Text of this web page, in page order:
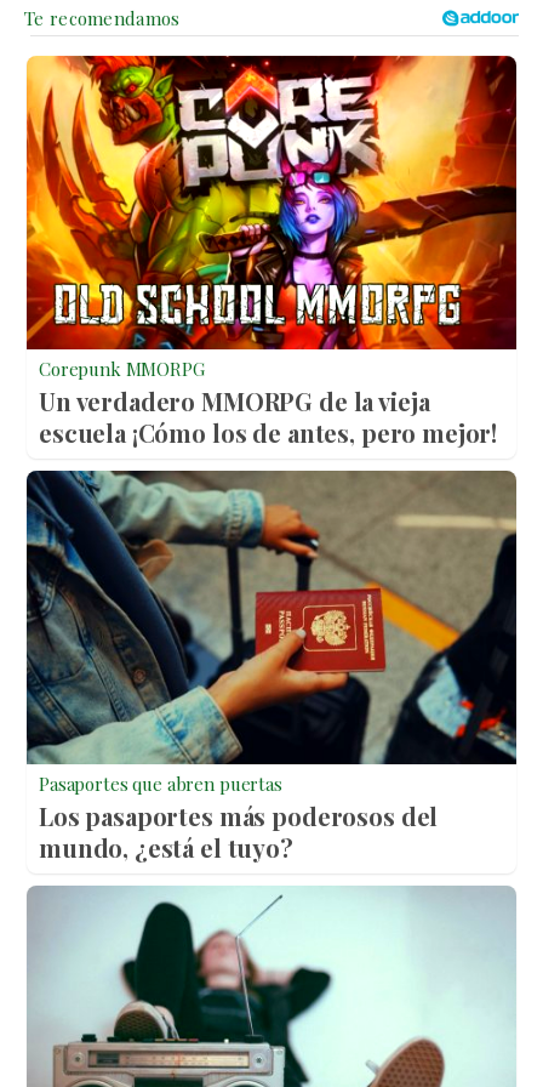
Corepunk MMORPG
Un verdadero MMORPG de la vieja
escuela ¡Cómo los de antes, pero mejor!
Pasaportes que abren puertas
Los pasaportes más poderosos del
mundo, ¿está el tuyo?